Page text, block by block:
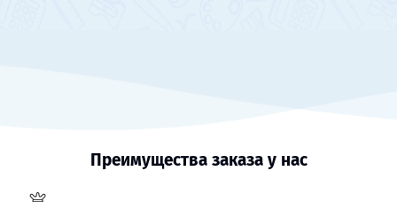
Преимущества заказа у нас